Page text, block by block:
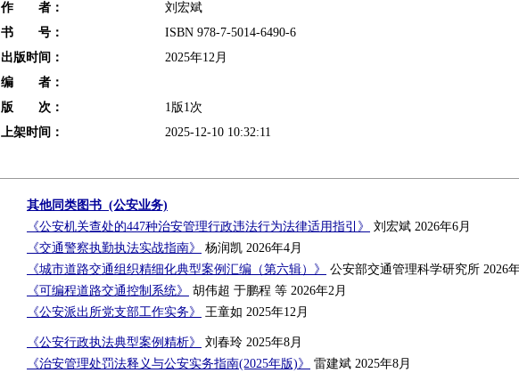
作 者：
刘宏斌
书 号：
ISBN 978-7-5014-6490-6
出版时间：
2025年12月
编 者：
版 次：
1版1次
上架时间：
2025-12-10 10:32:11
其他同类图书 (公安业务)
《公安机关查处的447种治安管理行政违法行为法律适用指引》
刘宏斌 2026年6月
《交通警察执勤执法实战指南》
杨润凯 2026年4月
《城市道路交通组织精细化典型案例汇编（第六辑）》
公安部交通管理科学研究所 2026
《可编程道路交通控制系统》
胡伟超 于鹏程 等 2026年2月
《公安派出所党支部工作实务》
王童如 2025年12月
《公安行政执法典型案例精析》
刘春玲 2025年8月
《治安管理处罚法释义与公安实务指南(2025年版)》
雷建斌 2025年8月